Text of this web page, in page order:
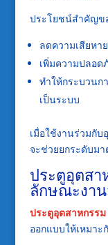
ประโยชน์สำคัญข
ลดความเสียหา
เพิ่มความปลอด
ทำให้กระบวนก
เป็นระบบ
เมื่อใช้งานร่วมกั
จะช่วยยกระดับม
ประตูอุตส
ลักษณะงา
ประตูอุตสาหกรรม
ออกแบบให้เหมา